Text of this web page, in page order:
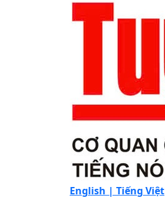
English | Tiếng Việt